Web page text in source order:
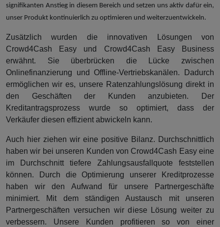
signifikanten Anstieg in diesem Bereich und setzen uns aktiv dafür ein,
unser Produkt kontinuierlich zu optimieren und weiterzuentwickeln.
Zusätzlich wurden die innovativen Lösungen von
Crowd4Cash Easy und Crowd4Cash Easy Business
erwähnt. Sie überbrücken die Lücke zwischen
Onlinefinanzierung und Offline-Vertriebskanälen. Dadurch
ermöglichen wir es, unsere Ratenzahlungslösung direkt in
den Geschäften der Kunden anzubieten. Der
Kreditantragsprozess wurde so optimiert, dass der
Verkäufer diesen effizient abwickeln kann.
Auch hier ziehen wir eine positive Bilanz. Durchschnittlich
haben wir bei unseren Kunden von Crowd4Cash Easy eine
im Durchschnitt tiefere Zahlungsausfallquote feststellen
können. Durch die Optimierung unserer Kreditprozesse
haben wir den Aufwand für unsere Partnergeschäfte
minimiert. Mit dem ständigen Austausch mit unseren
Partnergeschäften versuchen wir diese Lösung weiter zu
verbessern. Unsere Kunden profitieren so von einer